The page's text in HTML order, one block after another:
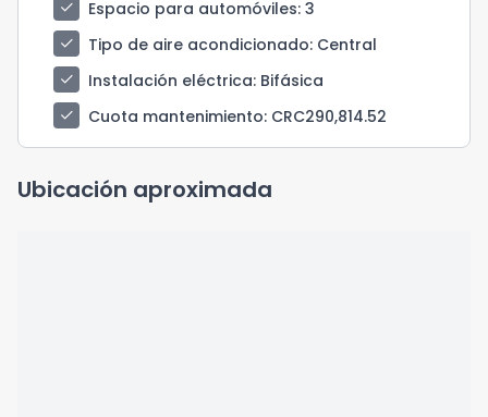
check Espacio para automóviles: 3
check
Tipo de aire acondicionado: Central
check
Instalación eléctrica: Bifásica
check
Cuota mantenimiento: CRC290,814.52
Ubicación aproximada